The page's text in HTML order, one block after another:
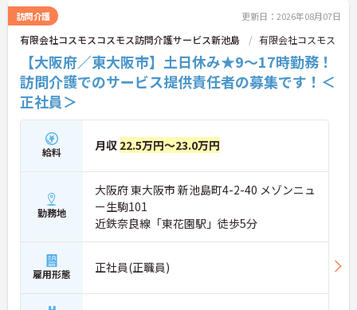
い！
訪問介護 更新日：2026年08月07日
有限会社コスモスコスモス訪問介護サービス新池島 有限会社コスモス
【大阪府／東大阪市】土日休み★9～17時勤務！
訪問介護でのサービス提供責任者の募集です！＜
正社員＞
給料 月収 22.5万円～23.0万円
勤務地
大阪府 東大阪市 新池島町4-2-40 メゾンニュ
ー生駒101
近鉄奈良線「東花園駅」徒歩5分
雇用形態 正社員(正職員)